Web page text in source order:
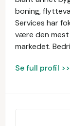
boning,
Services har
være den mest
markedet.
Se full profil >>